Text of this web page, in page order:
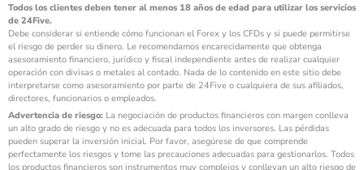
Todos los clientes deben tener al menos 18 años de edad para utilizar los servicios
de 24Five.
Debe considerar si entiende cómo funcionan el Forex y los CFDs y si puede permitirse
el riesgo de perder su dinero. Le recomendamos encarecidamente que obtenga
asesoramiento financiero, jurídico y fiscal independiente antes de realizar cualquier
operación con divisas o metales al contado. Nada de lo contenido en este sitio debe
interpretarse como asesoramiento por parte de 24Five o cualquiera de sus afiliados,
directores, funcionarios o empleados.
Advertencia de riesgo: La negociación de productos financieros con margen conlleva
un alto grado de riesgo y no es adecuada para todos los inversores. Las pérdidas
pueden superar la inversión inicial. Por favor, asegúrese de que comprende
perfectamente los riesgos y tome las precauciones adecuadas para gestionarlos. Todos
los productos financieros son instrumentos muy complejos y conllevan un alto riesgo de